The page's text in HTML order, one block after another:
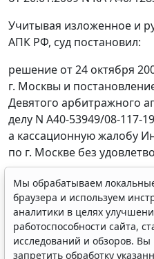
Учитывая изложенное и
АПК РФ, суд постановил:
решение от 24 октября
г. Москвы и
Девятого арбитражного
делу N А40-53949/08-117-
а кассационную жалобу
по г. Москве без
Для просмотра
получения полной
изменениях и порядке
воспользуйтесь поиском
ГАРАНТ:
Мы обрабатываем
браузера и используем
аналитики в целях
работоспособности сайта,
исследований и обзоров.
запретить обработку